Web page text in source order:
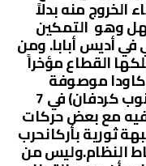
الخروج منه بدلاً
وهو التمكين
في أديس أبابا. ومن
القطاع مؤخراً
موصوفة
بأنها أرض محررة في جنوب كردفان) في 7
مع بعض حركات
ثورية بأركانحرب
النظام.وليس من